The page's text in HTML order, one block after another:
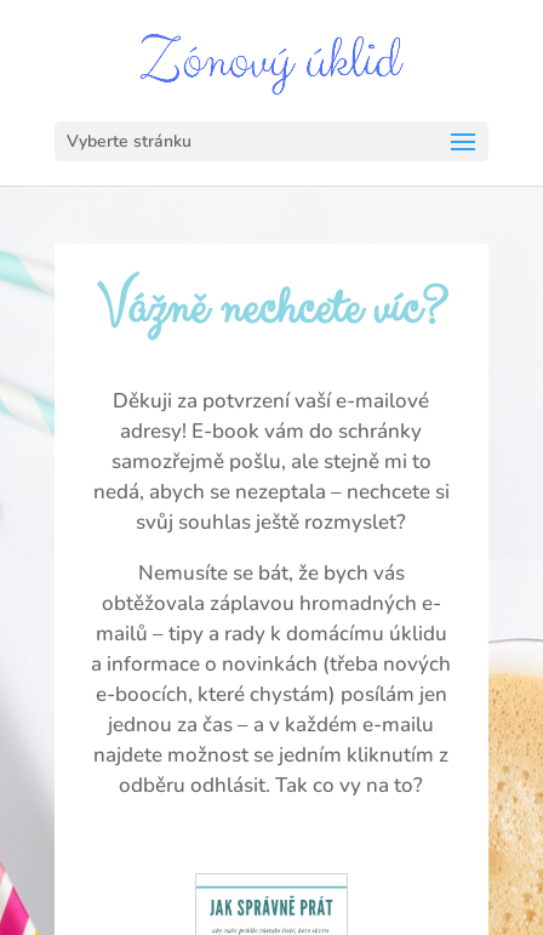
Vyberte stránku
Vážně nechcete víc?
Děkuji za potvrzení vaší e-mailové
adresy! E-book vám do schránky
samozřejmě pošlu, ale stejně mi to
nedá, abych se nezeptala – nechcete si
svůj souhlas ještě rozmyslet?
Nemusíte se bát, že bych vás
obtěžovala záplavou hromadných e-
mailů – tipy a rady k domácímu úklidu
a informace o novinkách (třeba nových
e-boocích, které chystám) posílám jen
jednou za čas – a v každém e-mailu
najdete možnost se jedním kliknutím z
odběru odhlásit. Tak co vy na to?